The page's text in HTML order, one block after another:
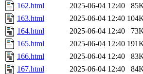
162.html
2025-06-04 12:40
163.html
2025-06-04 12:40
164.html
2025-06-04 12:40
165.html
2025-06-04 12:40
166.html
2025-06-04 12:40
167.html
2025-06-04 12:40